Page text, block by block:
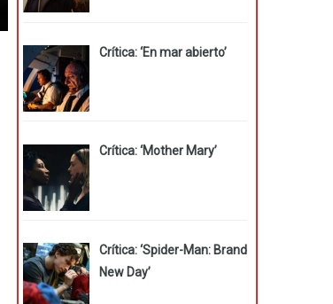
Crítica: ‘En mar abierto’
Crítica: ‘Mother Mary’
Crítica: ‘Spider-Man: Brand
New Day’